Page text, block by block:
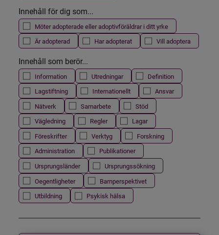
Innehåll för dig som...
Möter adopterade eller adoptivföräldrar i ditt yrke
Är adopterad
Har adopterat Vill adoptera
Innehåll som berör...
Information Utredningar
Definition
Lagstiftning
Internationellt
Ansvar
Nätverk
Samarbete
Stöd
Vägledning
Regler
Lagar
Föreskrifter
Verktyg
Forskning
Administration
Publikationer
Ursprungsländer
Ursprungssökning
Oegentligheter
Barnperspektivet
Utbildning
Psykisk hälsa